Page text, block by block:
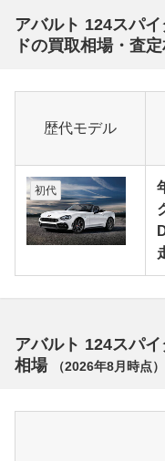
アバルト 124スパ
ドの買取相場・査
歴代モデル
初代
アバルト 124スパ
相場
（2026年8月 時点）